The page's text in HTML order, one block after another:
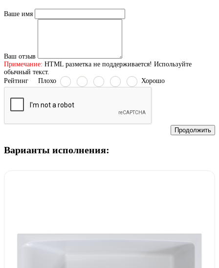
Ваше имя
Ваш отзыв
Примечание: HTML разметка не поддерживается! Используйте
обычный текст.
Рейтинг Плохо Хорошо
Продолжить
Варианты исполнения: